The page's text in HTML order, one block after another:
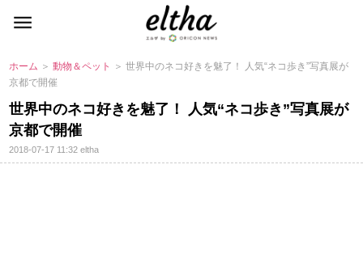
ホーム ＞動物＆ペット
＞ 世界中のネコ好きを魅了！ 人気“ネコ歩き”写真展が
京都で開催
世界中のネコ好きを魅了！ 人気“ネコ歩き”写真展が
京都で開催
2018-07-17 11:32eltha